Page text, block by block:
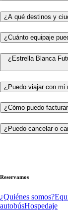
¿A qué destinos y
¿Cuánto equipaje
¿Estrella Blanca
¿Puedo viajar con mi
¿Cómo puedo
¿Puedo cancelar o
Reservamos
¿Quiénes somos?
autobúsHospedaje